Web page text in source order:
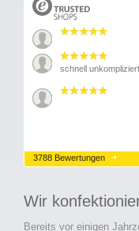
schnell
3788 Bewertungen
Wir
Bereits vor einigen